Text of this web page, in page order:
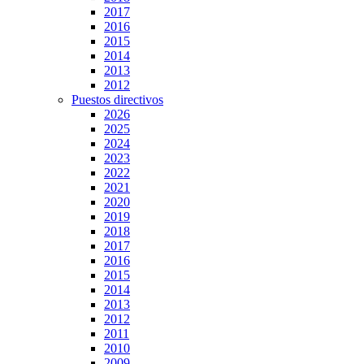
2017
2016
2015
2014
2013
2012
Puestos directivos
2026
2025
2024
2023
2022
2021
2020
2019
2018
2017
2016
2015
2014
2013
2012
2011
2010